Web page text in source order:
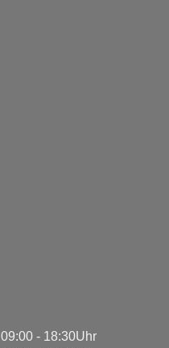
09:00 - 18:30Uhr